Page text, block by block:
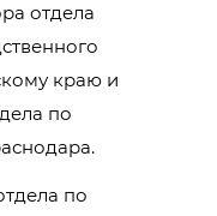
отдела
краю и
по
по